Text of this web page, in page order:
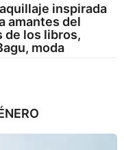
inspirada
amantes del
de los libros,
moda